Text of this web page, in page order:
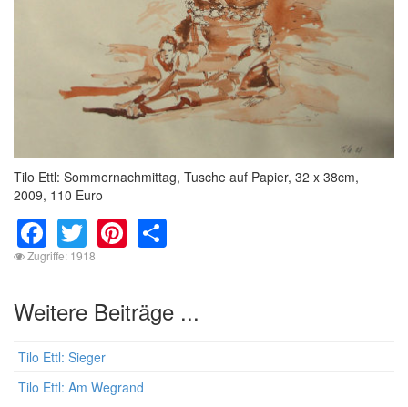
Tilo Ettl: Sommernachmittag, Tusche auf Papier, 32 x 38cm,
2009, 110 Euro
Facebook
TwitterPinterest
Zugriffe: 1918
Weitere Beiträge ...
Tilo Ettl: Sieger
Tilo Ettl: Am Wegrand